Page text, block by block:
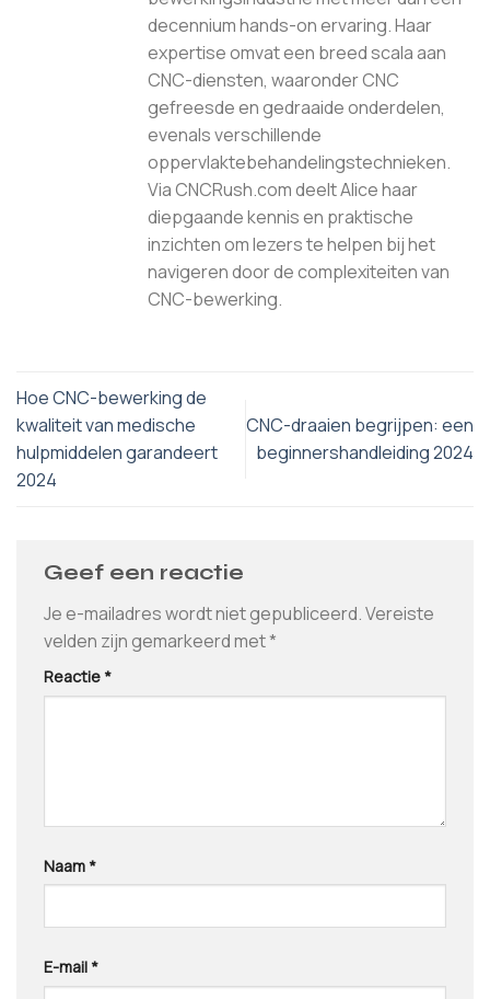
decennium hands-on ervaring. Haar
expertise omvat een breed scala aan
CNC-diensten, waaronder CNC
gefreesde en gedraaide onderdelen,
evenals verschillende
oppervlaktebehandelingstechnieken.
Via CNCRush.com deelt Alice haar
diepgaande kennis en praktische
inzichten om lezers te helpen bij het
navigeren door de complexiteiten van
CNC-bewerking.
Hoe CNC-bewerking de
kwaliteit van medische
hulpmiddelen garandeert
2024
CNC-draaien begrijpen: een
beginnershandleiding 2024
Geef een reactie
Je e-mailadres wordt niet gepubliceerd.Vereiste
velden zijn gemarkeerd met*
Reactie *
Naam *
E-mail *